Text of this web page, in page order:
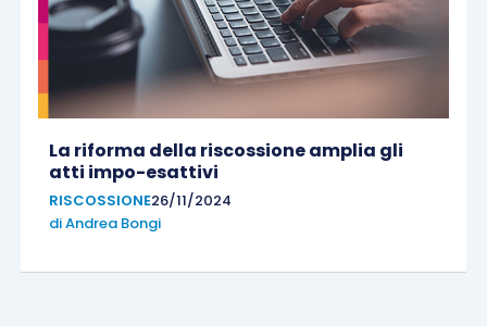
La riforma della riscossione amplia gli
atti impo-esattivi
RISCOSSIONE26/11/2024
diAndrea Bongi